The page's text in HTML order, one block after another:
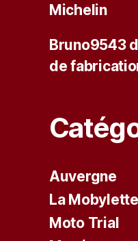
Michelin
Bruno9543
de
Auvergne
La
Moto Trial